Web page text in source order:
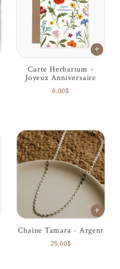
Carte Herbarium -
Joyeux Anniversaire
6,00$
Chaîne Tamara - Argent
25,00$